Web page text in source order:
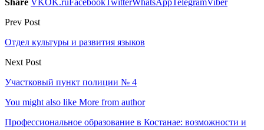
Prev Post
Отдел культуры и развития языков
Next Post
Участковый пункт полиции № 4
You might also like More from author
Профессиональное образование в Костанае: возможности и